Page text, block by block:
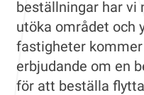
beställningar har vi
utöka området och
fastigheter
erbjudande om en
för att beställa